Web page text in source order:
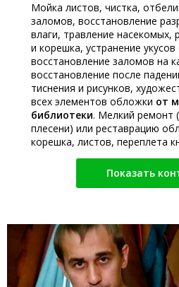
Мойка листов, чистка,
заломов, восстановление
влаги, травление насекомых,
и корешка, устранение
восстановление заломов на
восстановление после
тиснения и рисунков,
всех элементов обложки от
библиотеки. Мелкий ремонт
плесени) или реставрацию
корешка, листов, переплета
Показать